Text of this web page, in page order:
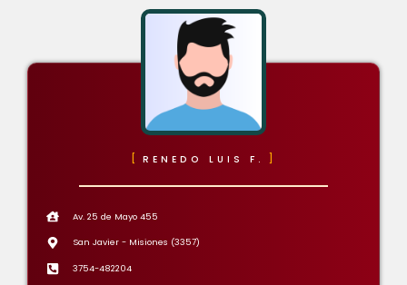
RENEDO LUIS F.
Av. 25 de Mayo 455
San Javier - Misiones (3357)
3754-482204